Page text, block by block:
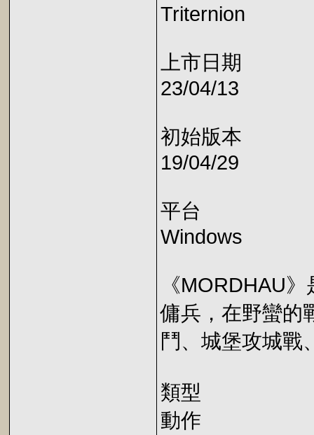
Triternion
上市日期
23/04/13
初始版本
19/04/29
平台
Windows
《MORDHAU
傭兵，在野蠻的
鬥、城堡攻城戰
類型
動作